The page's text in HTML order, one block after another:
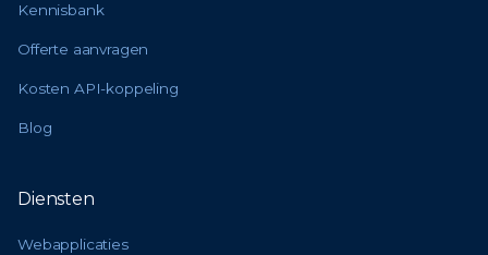
Kennisbank
Offerte aanvragen
Kosten API-koppeling
Blog
Diensten
Webapplicaties